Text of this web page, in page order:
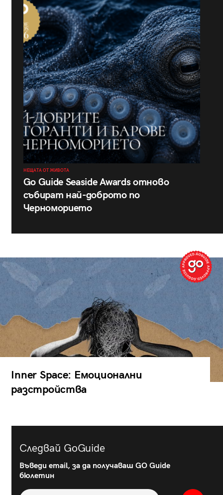
НЕЩАТА ОТ ЖИВОТА
Go Guide Seaside Awards отново
събират най-доброто по
Черноморието
Inner Space: Емоционални
разстройства
Следвай GoGuide
Въведи email, за да получаваш GO Guide
бюлетин